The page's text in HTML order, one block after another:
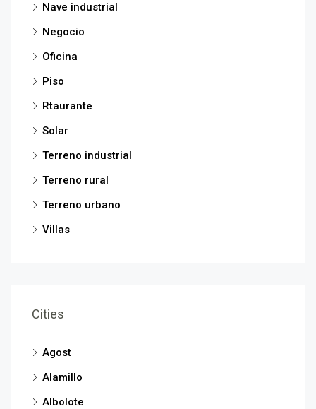
Nave industrial
Negocio
Oficina
Piso
Rtaurante
Solar
Terreno industrial
Terreno rural
Terreno urbano
Villas
Cities
Agost
Alamillo
Albolote